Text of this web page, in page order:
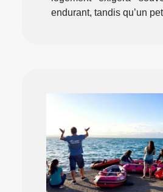
endurant, tandis qu’un